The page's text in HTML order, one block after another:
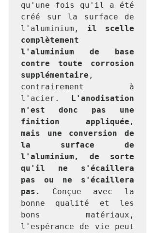
qu'une fois qu'il a été
créé sur la surface de
l'aluminium, il scelle
complètement
l'aluminium de base
contre toute corrosion
supplémentaire ,
contrairement à
l'acier.
L'anodisation
n'est donc pas une
finition appliquée,
mais une conversion de
la surface de
l'aluminium, de sorte
qu'il ne s'écaillera
pas ou ne s'écaillera
pas.
Conçue avec la
bonne qualité et les
bons matériaux,
l'espérance de vie peut